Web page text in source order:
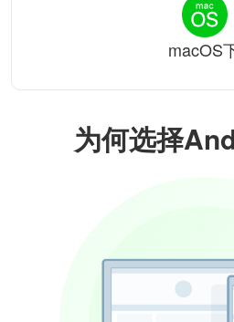
为何选择
macOS